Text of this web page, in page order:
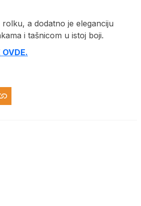
a dodatno je eleganciju
i tašnicom u istoj boji.
OVDE.